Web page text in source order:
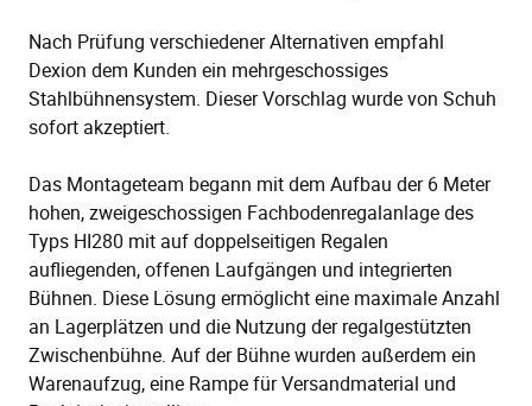
Nach Prüfung verschiedener Alternativen empfahl
Dexion dem Kunden ein mehrgeschossiges
Stahlbühnensystem. Dieser Vorschlag wurde von Schuh
sofort akzeptiert.
Das Montageteam begann mit dem Aufbau der 6 Meter
hohen, zweigeschossigen Fachbodenregalanlage des
Typs HI280 mit auf doppelseitigen Regalen
aufliegenden, offenen Laufgängen und integrierten
Bühnen. Diese Lösung ermöglicht eine maximale Anzahl
an Lagerplätzen und die Nutzung der regalgestützten
Zwischenbühne. Auf der Bühne wurden außerdem ein
Warenaufzug, eine Rampe für Versandmaterial und